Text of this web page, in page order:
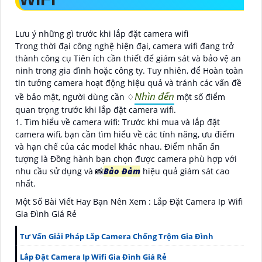
Lưu ý những gì trước khi lắp đặt camera wifi
Trong thời đại công nghệ hiện đại, camera wifi đang trở
thành công cụ Tiên ích cần thiết để giám sát và bảo vệ an
ninh trong gia đình hoặc công ty. Tuy nhiên, để Hoàn toàn
tin tưởng camera hoạt động hiệu quả và tránh các vấn đề
về bảo mật, người dùng cần ♢Nhìn đến một số điểm
quan trọng trước khi lắp đặt camera wifi.
1. Tìm hiểu về camera wifi: Trước khi mua và lắp đặt
camera wifi, bạn cần tìm hiểu về các tính năng, ưu điểm
và hạn chế của các model khác nhau. Điểm nhấn ấn
tượng là Đồng hành bạn chọn được camera phù hợp với
nhu cầu sử dụng và 📸Bảo Đảm hiệu quả giám sát cao
nhất.
Một Số Bài Viết Hay Bạn Nên Xem : Lắp Đặt Camera Ip Wifi
Gia Đình Giá Rẻ
Tư Vấn Giải Pháp Lắp Camera Chống Trộm Gia Đình
Lắp Đặt Camera Ip Wifi Gia Đình Giá Rẻ